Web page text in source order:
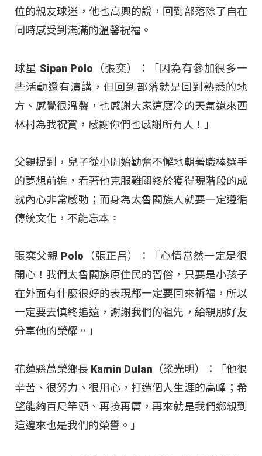
位的親友球迷，他也高興的說，回到部落除了自在
同時感受到滿滿的溫馨祝福。
球星 Sipan Polo（張奕）：「因為有參加很多一
些活動還有演講，但回到部落就是回到熟悉的地
方、感覺很溫馨，也感謝大家這麼冷的天氣還來西
林村為我祝賀，感謝你們也感謝所有人！」
父親提到，兒子從小開始勤奮不懈地朝著職棒選手
的夢想前進，看著他克服難關終於獲得現階段的成
就內心非常感動；而身為太魯閣族人就要一定遵循
傳統文化，不能忘本。
張奕父親 Polo（張正昌）：「心情當然一定是很
開心！我們太魯閣族原住民的習俗，只要是小孩子
在外面有什麼很好的表現都一定要回來祈福，所以
一定要去慎終追遠，謝謝我們的祖先，給親朋好友
分享他的榮耀。」
花蓮縣萬榮鄉長 Kamin Dulan（梁光明）：「他很
辛苦、很努力、很用心，打造個人生涯的高峰；希
望能夠百尺竿頭、再接再厲，再來就是我們鄉親到
這邊來也是我們的榮譽。」